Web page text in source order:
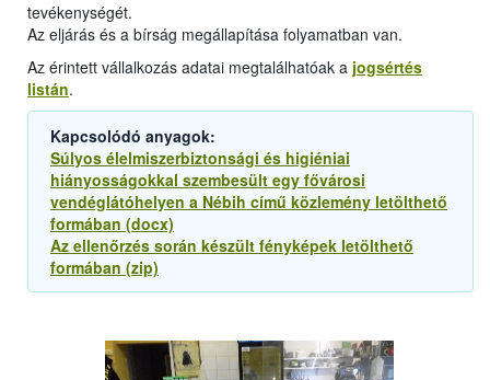
tevékenységét.
Az eljárás és a bírság megállapítása folyamatban van.
Az érintett vállalkozás adatai megtalálhatóak a jogsértés
listán.
Kapcsolódó anyagok:
Súlyos élelmiszerbiztonsági és higiéniai
hiányosságokkal szembesült egy fővárosi
vendéglátóhelyen a Nébih című közlemény letölthető
formában (docx)
Az ellenőrzés során készült fényképek letölthető
formában (zip)